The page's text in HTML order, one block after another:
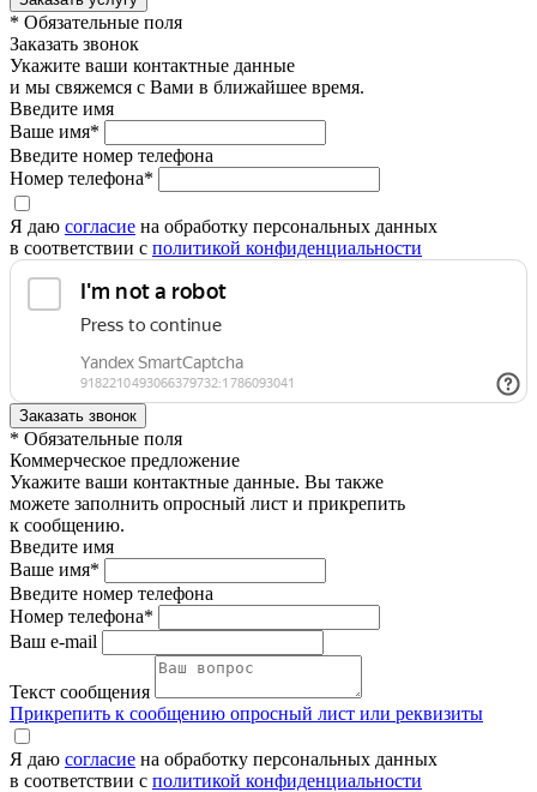
* Обязательные поля
Заказать звонок
Укажите ваши контактные данные
и мы свяжемся с Вами в ближайшее время.
Введите имя
Ваше имя*
Введите номер телефона
Номер телефона*
Я даю согласие на обработку персональных данных
в соответствии с политикой конфиденциальности
* Обязательные поля
Коммерческое предложение
Укажите ваши контактные данные. Вы также
можете заполнить опросный лист и прикрепить
к сообщению.
Введите имя
Ваше имя*
Введите номер телефона
Номер телефона*
Ваш e-mail
Текст сообщения
Прикрепить к сообщению опросный лист или реквизиты
Я даю согласие на обработку персональных данных
в соответствии с политикой конфиденциальности